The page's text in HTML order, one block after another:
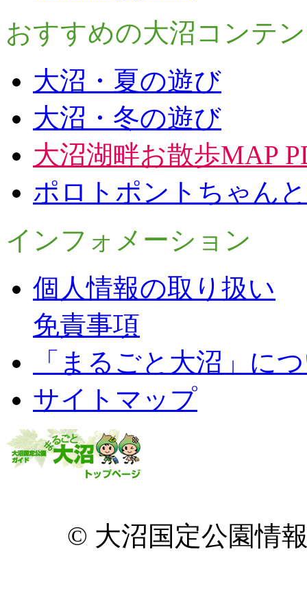
おすすめの大沼コンテ
大沼・夏の遊び
大沼・冬の遊び
大沼湖畔お散歩MAP
ポロトポントちゃん
インフォメーション
個人情報の取り扱い
免責事項
「まるごと大沼」に
サイトマップ
© 大沼国定公園情